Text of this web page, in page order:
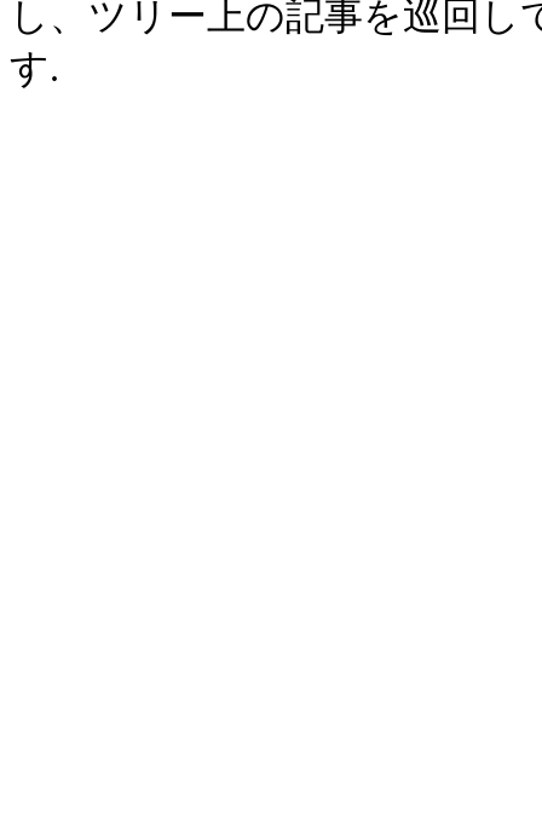
し、ツリー上の記事を巡回
す.